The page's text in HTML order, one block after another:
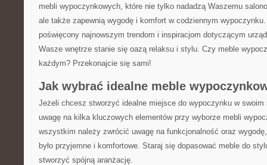
mebli wypoczynkowych, które nie ​tylko nadadzą Waszemu
ale także zapewnią wygodę i komfort⁣ w codziennym
poświęcony najnowszym trendom ⁣i inspiracjom ⁢dotyczącym‌
Wasze wnętrze stanie się oazą relaksu i stylu. Czy meble
każdym? Przekonajcie​ się sami!
Jak ⁢wybrać idealne meble
Jeżeli chcesz stworzyć idealne miejsce do​ wypoczynku w swoim
uwagę na kilka kluczowych elementów przy ​wyborze mebli‍
⁤wszystkim należy zwrócić uwagę ⁢na funkcjonalność oraz
było ⁣przyjemne i ⁤komfortowe.​ Staraj‌ się dopasować meble do
stworzyć ⁤spójną⁣ aranżację.